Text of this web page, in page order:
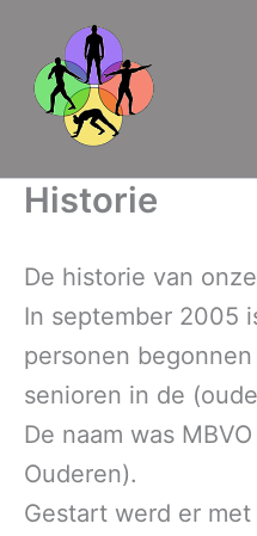
naar
inhoud
Historie
De historie van
In september 2005
personen
senioren in de
De naam was
Ouderen).
Gestart werd er